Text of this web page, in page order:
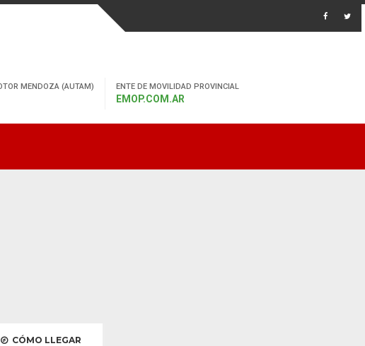
MENDOZA (AUTAM) ENTE DE MOVILIDAD PROVINCIAL
EMOP.COM.AR
CÓMO LLEGAR